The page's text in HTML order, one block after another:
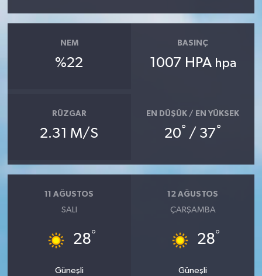
NEM
%22
BASINÇ
1007 HPA hpa
RÜZGAR
2.31 M/S
EN DÜŞÜK / EN YÜKSEK
20° / 37°
11 AĞUSTOS
SALI
28°
Güneşli
12 AĞUSTOS
ÇARŞAMBA
28°
Güneşli